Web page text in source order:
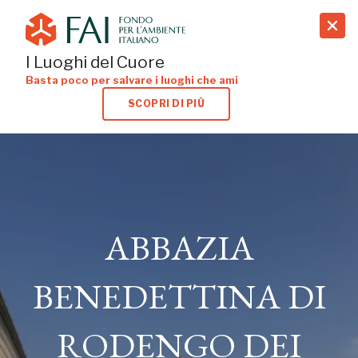
search
I Luoghi del Cuore
Basta poco per salvare i luoghi che ami
SCOPRI DI PIÙ
ABBAZIA
BENEDETTINA DI
RODENGO DEI
BENEDETTINA DI
RODENGO DEI